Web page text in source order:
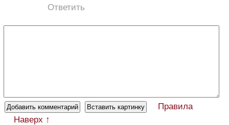
Ответить
Правила
Наверх ↑